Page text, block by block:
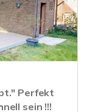
Perfekt
sein !!!